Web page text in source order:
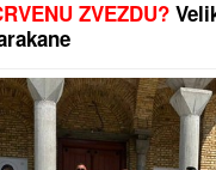
se VRAĆAJU
Megzita? Pljuvali
američki san pa se
bi da najavi